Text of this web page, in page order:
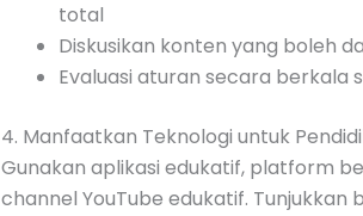
total
Diskusikan konten yang boleh
Evaluasi aturan secara berkala
4. Manfaatkan Teknologi untuk
Gunakan aplikasi edukatif, platform
channel YouTube edukatif. Tunjukkan